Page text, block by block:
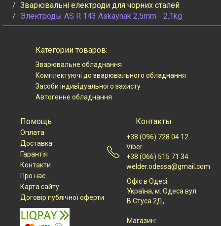
Зварювальні електроди для чорних сталей
Электроды AS R 143 Askaynak 2,5mm - 2,1kg
Категории товаров:
Зварювальне обладнання
Комплектуючі до зварювального обладнання
Засоби індивідуального захисту
Автогенне обладнання
Помощь
Оплата
Доставка
Гарантія
Контакти
Про нас
Карта сайту
Договір публічної оферти
Контакты
+38 (096) 728 04 12
Viber
+38 (066) 515 71 34
welder.odessa@gmail.com
Офіс в Одесі:
Українa, м. Одеса вул.
В.Стуса 2Д,
Магазин: